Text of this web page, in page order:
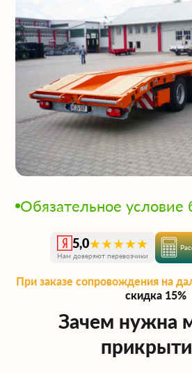
Обязательное условие
5,0★★★★★
Нам доверяют перевозчики
При заказе сопровождения на
скидка 15%
Зачем нужна